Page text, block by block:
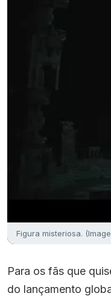
Figura misteriosa.
Para os fãs que
do lançamento